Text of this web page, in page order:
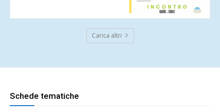
Carica altri
Schede tematiche